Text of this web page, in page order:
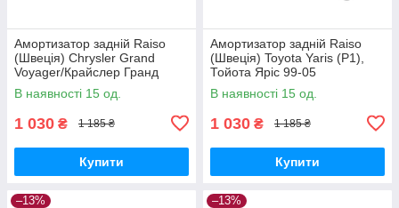
Амортизатор задній Raiso
(Швеція) Chrysler Grand
Voyager/Крайслер Гранд
Вояжер 99-08 #RS200687
UANWSFO17
В наявності 15 од.
1 030 ₴ 1 185 ₴
Купити
Амортизатор задній Raiso
(Швеція) Toyota Yaris (P1),
Тойота Яріс 99-05
#RS280523 UAMRDJA17
В наявності 15 од.
1 030 ₴ 1 185 ₴
Купити
–13% –13%